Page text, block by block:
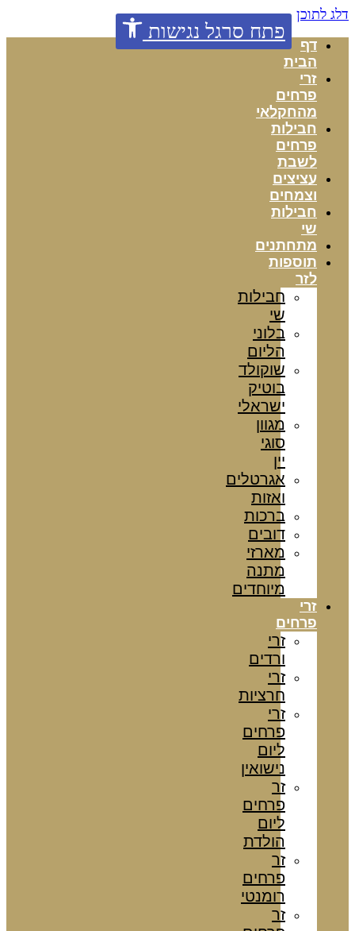
דלג לתוכן
דף
הבית
זרי
פרחים
מהחקלאי
חבילות
פרחים
לשבת
עציצים
וצמחים
חבילות
שי
מתחתנים
תוספות
לזר
חבילות
שי
בלוני
הליום
שוקולד
בוטיק
ישראלי
מגוון
סוגי
יין
אגרטלים
ואזות
ברכות
דובים
מארזי
מתנה
מיוחדים
זרי
פרחים
זרי
ורדים
זרי
חרציות
זרי
פרחים
ליום
נישואין
זר
פרחים
ליום
הולדת
זר
פרחים
רומנטי
זר
פתח סרגל נגישות